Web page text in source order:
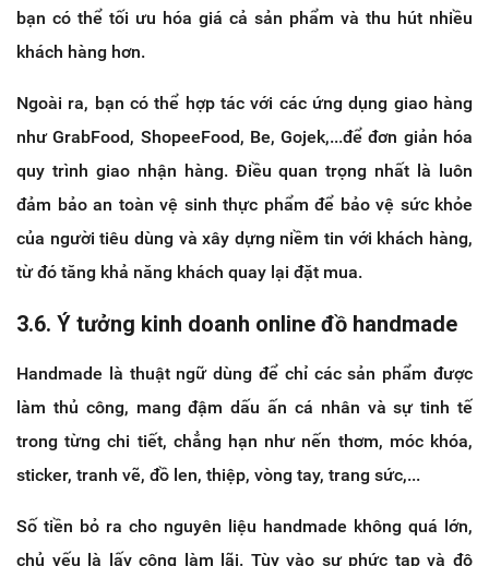
bạn có thể tối ưu hóa giá cả sản phẩm và thu hút nhiều
khách hàng hơn.
Ngoài ra, bạn có thể hợp tác với các ứng dụng giao hàng
như GrabFood, ShopeeFood, Be, Gojek,...để đơn giản hóa
quy trình giao nhận hàng. Điều quan trọng nhất là luôn
đảm bảo an toàn vệ sinh thực phẩm để bảo vệ sức khỏe
của người tiêu dùng và xây dựng niềm tin với khách hàng,
từ đó tăng khả năng khách quay lại đặt mua.
3.6. Ý tưởng kinh doanh online đồ handmade
Handmade là thuật ngữ dùng để chỉ các sản phẩm được
làm thủ công, mang đậm dấu ấn cá nhân và sự tinh tế
trong từng chi tiết, chẳng hạn như nến thơm, móc khóa,
sticker, tranh vẽ, đồ len, thiệp, vòng tay, trang sức,...
Số tiền bỏ ra cho nguyên liệu handmade không quá lớn,
chủ yếu là lấy công làm lãi. Tùy vào sự phức tạp và độ